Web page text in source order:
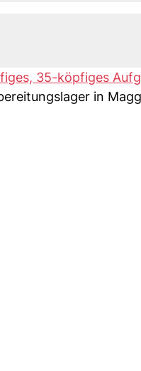
35-köpfiges
in